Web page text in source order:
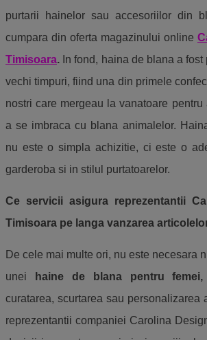
purtarii hainelor sau accesoriilor din
cumpara din oferta magazinului online
Timisoara. In fond, haina de blana a
vechi timpuri, fiind una din primele
nostri care mergeau la vanatoare
a se imbraca cu blana animalelor.
nu este o simpla achizitie, ci este o
garderoba si in stilul purtatoarelor.
Ce servicii asigura reprezentantii
Timisoara pe langa vanzarea
De cele mai multe ori, nu este necesara
unei
haine de blana pentru
curatarea, scurtarea sau personalizarea
reprezentantii companiei Carolina